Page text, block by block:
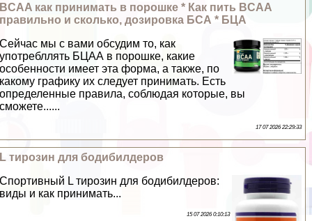
BCAA как принимать в порошке * Как пить BCAA
правильно и сколько, дозировка БСА * БЦА
Сейчас мы с вами обсудим то, как
употрeбллять БЦАА в порошке, какие
особенности имеет эта форма, а также, по
какому графику их следует принимать. Есть
определенные правила, соблюдая которые, вы
сможете......
17 07 2026 22:29:33
L тирозин для бодибилдеров
Спортивный L тирозин для бодибилдеров:
виды и как принимать...
15 07 2026 0:10:13